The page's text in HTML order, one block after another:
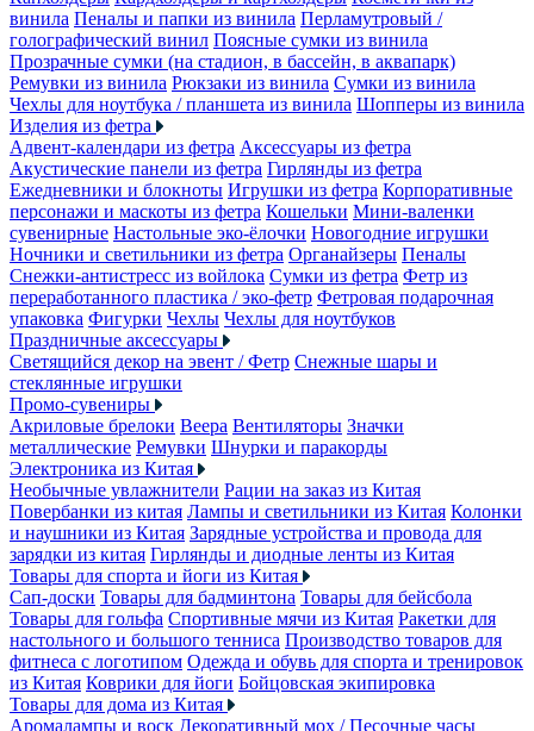
винила Пеналы и папки из винила Перламутровый /
голографический винил Поясные сумки из винила
Прозрачные сумки (на стадион, в бассейн, в аквапарк)
Ремувки из винила Рюкзаки из винила Сумки из винила
Чехлы для ноутбука / планшета из винила Шопперы из винила
Изделия из фетра
Адвент-календари из фетра Аксессуары из фетра
Акустические панели из фетра Гирлянды из фетра
Ежедневники и блокноты Игрушки из фетра Корпоративные
персонажи и маскоты из фетра Кошельки Мини-валенки
сувенирные Настольные эко-ёлочки Новогодние игрушки
Ночники и светильники из фетра Органайзеры Пеналы
Снежки-антистресс из войлока Сумки из фетра Фетр из
переработанного пластика / эко-фетр Фетровая подарочная
упаковка Фигурки Чехлы Чехлы для ноутбуков
Праздничные аксессуары
Светящийся декор на эвент / Фетр Снежные шары и
стеклянные игрушки
Промо-сувениры
Акриловые брелоки Веера Вентиляторы Значки
металлические Ремувки Шнурки и паракорды
Электроника из Китая
Необычные увлажнители Рации на заказ из Китая
Повербанки из китая Лампы и светильники из Китая Колонки
и наушники из Китая Зарядные устройства и провода для
зарядки из китая Гирлянды и диодные ленты из Китая
Товары для спорта и йоги из Китая
Сап-доски Товары для бадминтона Товары для бейсбола
Товары для гольфа Спортивные мячи из Китая Ракетки для
настольного и большого тенниса Производство товаров для
фитнеса с логотипом Одежда и обувь для спорта и тренировок
из Китая Коврики для йоги Бойцовская экипировка
Товары для дома из Китая
Аромалампы и воск Декоративный мох / Песочные часы